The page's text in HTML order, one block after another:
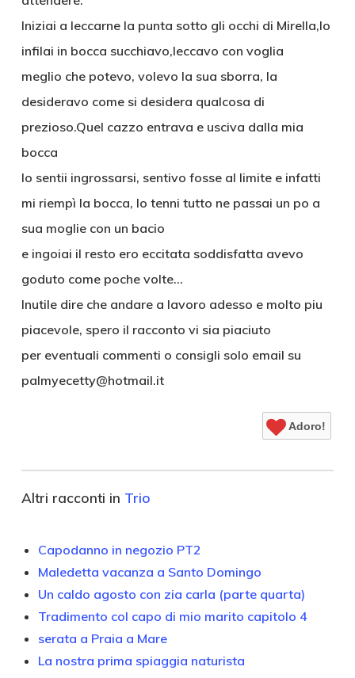
Iniziai a leccarne la punta sotto gli occhi di Mirella,lo
infilai in bocca succhiavo,leccavo con voglia
meglio che potevo, volevo la sua sborra, la
desideravo come si desidera qualcosa di
prezioso.Quel cazzo entrava e usciva dalla mia
bocca
lo sentii ingrossarsi, sentivo fosse al limite e infatti
mi riempì la bocca, lo tenni tutto ne passai un po a
sua moglie con un bacio
e ingoiai il resto ero eccitata soddisfatta avevo
goduto come poche volte…
Inutile dire che andare a lavoro adesso e molto piu
piacevole, spero il racconto vi sia piaciuto
per eventuali commenti o consigli solo email su
palmyecetty@hotmail.it
Adoro!
Altri racconti in Trio
Capodanno in negozio PT2
Maledetta vacanza a Santo Domingo
Un caldo agosto con zia carla (parte quarta)
Tradimento col capo di mio marito capitolo 4
serata a Praia a Mare
La nostra prima spiaggia naturista